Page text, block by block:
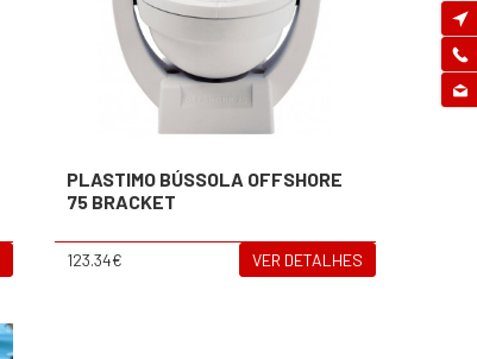
PLASTIMO BÚSSOLA OFFSHORE
75 BRACKET
123.34€ VER DETALHES